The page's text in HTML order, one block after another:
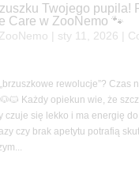
Twojego pupila!
Care w ZooNemo 🐾
ZooNemo sty 11, 2026
rewolucje”? Czas
Każdy opiekun wie, że
czuje się lekko i ma energię do
czy brak apetytu potrafią